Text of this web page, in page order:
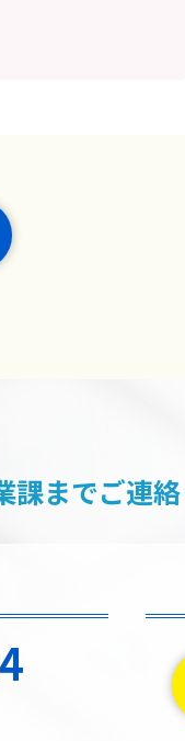
課までご連